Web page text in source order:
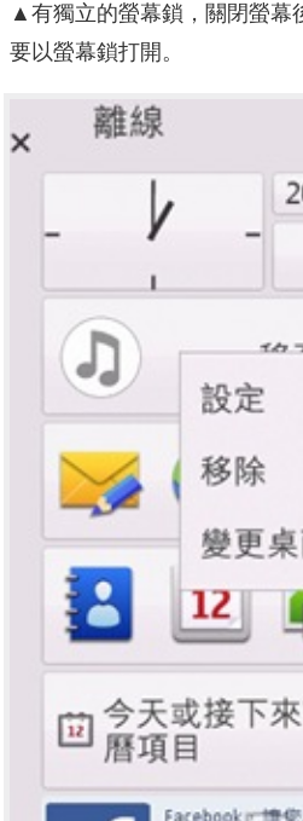
▲有獨立的螢幕鎖，關閉螢幕
要以螢幕鎖打開。